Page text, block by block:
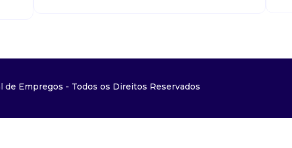
de Empregos - Todos os Direitos Reservados